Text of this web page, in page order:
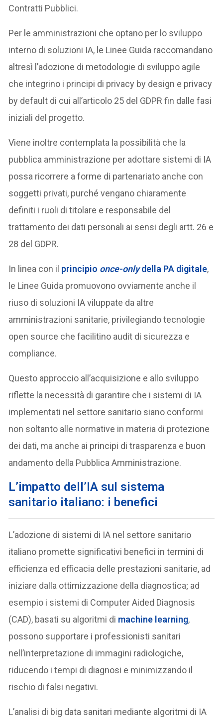
Contratti Pubblici.
Per le amministrazioni che optano per lo sviluppo
interno di soluzioni IA, le Linee Guida raccomandano
altresì l’adozione di metodologie di sviluppo agile
che integrino i principi di privacy by design e privacy
by default di cui all’articolo 25 del GDPR fin dalle fasi
iniziali del progetto.
Viene inoltre contemplata la possibilità che la
pubblica amministrazione per adottare sistemi di IA
possa ricorrere a forme di partenariato anche con
soggetti privati, purché vengano chiaramente
definiti i ruoli di titolare e responsabile del
trattamento dei dati personali ai sensi degli artt. 26 e
28 del GDPR.
In linea con il principio once-onlydella PA digitale,
le Linee Guida promuovono ovviamente anche il
riuso di soluzioni IA viluppate da altre
amministrazioni sanitarie, privilegiando tecnologie
open source che facilitino audit di sicurezza e
compliance.
Questo approccio all’acquisizione e allo sviluppo
riflette la necessità di garantire che i sistemi di IA
implementati nel settore sanitario siano conformi
non soltanto alle normative in materia di protezione
dei dati, ma anche ai principi di trasparenza e buon
andamento della Pubblica Amministrazione.
L’impatto dell’IA sul sistema
sanitario italiano: i benefici
L’adozione di sistemi di IA nel settore sanitario
italiano promette significativi benefici in termini di
efficienza ed efficacia delle prestazioni sanitarie, ad
iniziare dalla ottimizzazione della diagnostica; ad
esempio i sistemi di Computer Aided Diagnosis
(CAD), basati su algoritmi di machine learning,
possono supportare i professionisti sanitari
nell’interpretazione di immagini radiologiche,
riducendo i tempi di diagnosi e minimizzando il
rischio di falsi negativi.
L’analisi di big data sanitari mediante algoritmi di IA